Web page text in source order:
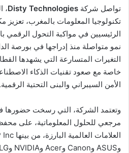
تواصل شركة Disty Technologies،
تكنولوجيا المعلومات بالمغرب، تعزيز
الرئيسيين في مواكبة التحول الرقمي
التغيرات المتسارعة التي يشهدها
خاصة مع صعود تقنيات الذكاء
الأمن السيبراني والبنى التحتية الرقمية.
وتعتمد الشركة، التي رسخت حضورها
مرجعي للحلول المعلوماتية، على